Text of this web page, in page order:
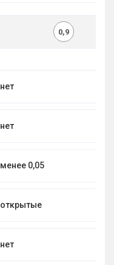
0,9
нет
нет
менее 0,05
открытые
нет